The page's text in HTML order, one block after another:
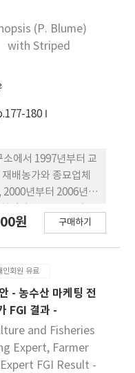
종으로 화형도 우수
가 많고 전체 볼륨감
육속도도 빠르고 재
수명 또한 55일 이상
판 단되어 2010년 국
년 12 월에 품종등록
(P. Blume)
with Striped
180
에서 1997년부터 교
배농가와 종묘업체
2000년부터 2006년에
거쳐서 호접란 신품
cm 이상이 될 정
비해 화형은 둥글고
형 으로 아름다운 모
우수 하며 꽃수도 많
생육속 도도 빠르고
명 또한 55일 이상으
원 구매하기
인회원 유료
- 농수산 마케팅 전
FGI 결과 -
and Fisheries
Expert, Farmer
FGI Result -